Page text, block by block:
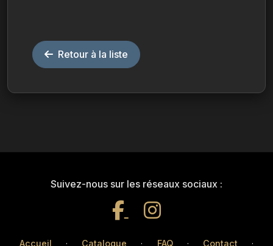
Retour à la liste
Suivez-nous sur les réseaux sociaux :
Accueil · Catalogue · FAQ · Contact ·